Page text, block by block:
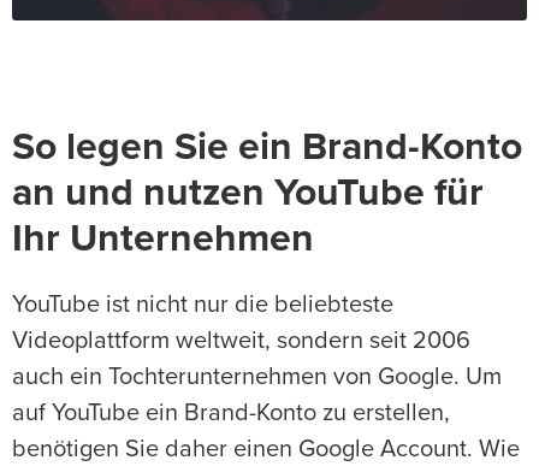
So legen Sie ein Brand-Konto
an und nutzen YouTube für
Ihr Unternehmen
YouTube ist nicht nur die beliebteste
Videoplattform weltweit, sondern seit 2006
auch ein Tochterunternehmen von Google. Um
auf YouTube ein Brand-Konto zu erstellen,
benötigen Sie daher einen Google Account. Wie